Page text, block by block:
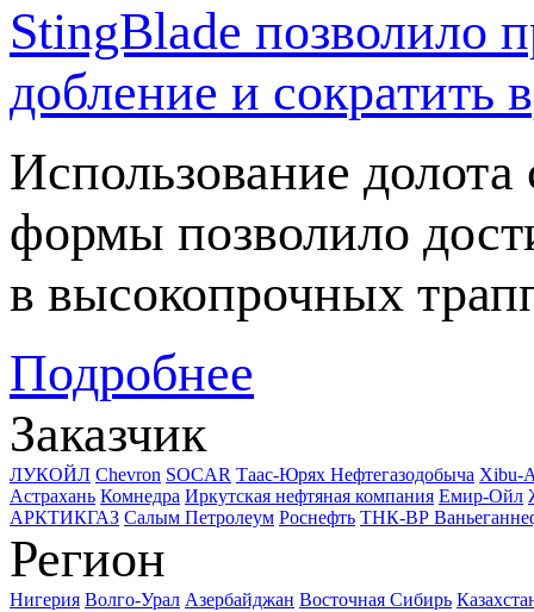
StingBlade позволило
добление и сократить
Использование
формы позволило
в высокопрочных
Подробнее
Заказчик
ЛУКОЙЛ Chevron SOCAR Таас-Юрях Нефтегазодобыча Xibu-
Астрахань Комнедра Иркутская нефтяная компания Емир-Ойл
АРКТИКГАЗ Салым Петролеум Роснефть ТНК-ВР
Регион
Нигерия Волго-Урал Азербайджан Восточная Сибирь